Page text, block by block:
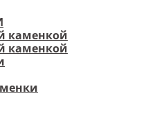
каменкой
каменкой